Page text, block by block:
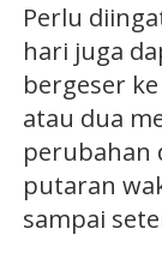
Perlu
hari juga
bergeser
atau dua
perubahan
putaran
sampai